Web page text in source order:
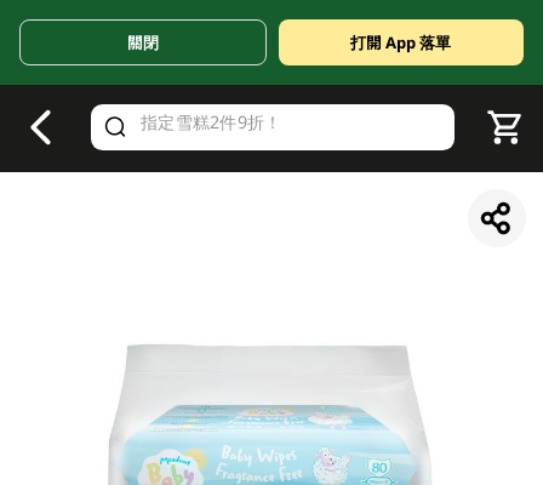
Valid Until 30 June 2026
關閉 打開 App 落單